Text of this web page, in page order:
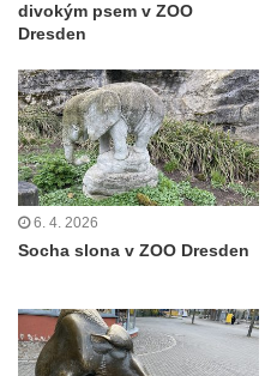
divokým psem v ZOO
Dresden
6. 4. 2026
Socha slona v ZOO Dresden